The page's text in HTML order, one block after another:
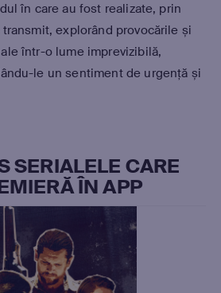
în care au fost realizate, prin
explorând provocările și
într-o lume imprevizibilă,
le un sentiment de urgență și
SERIALELE CARE
ÎN APP